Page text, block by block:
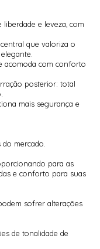
e leveza, com
que valoriza o
acomoda com conforto
posterior: total
mais segurança e
mercado.
para as
e conforto para suas
sofrer alterações
de tonalidade de